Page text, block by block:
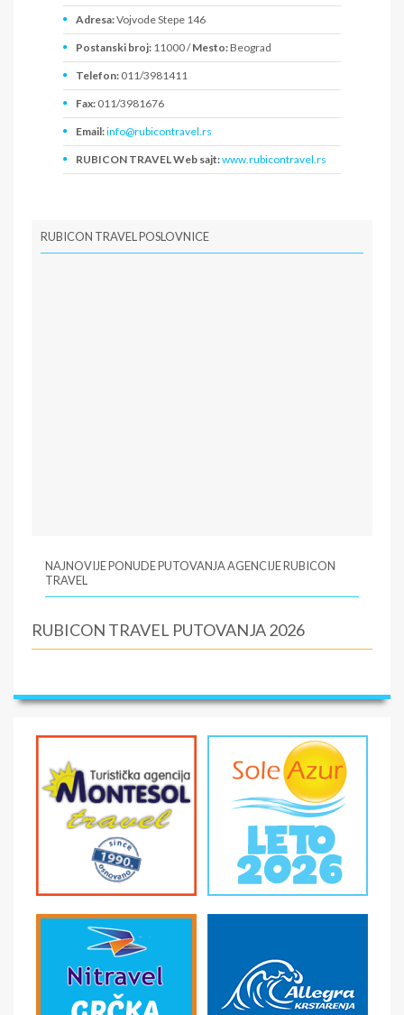
Adresa:Vojvode Stepe 146
Postanski broj: 11000 /Mesto: Beograd
Telefon: 011/3981411
Fax: 011/3981676
Email:info@rubicontravel.rs
RUBICON TRAVEL Web sajt:www.rubicontravel.rs
RUBICON TRAVEL POSLOVNICE
NAJNOVIJE PONUDE PUTOVANJA AGENCIJE RUBICON
TRAVEL
RUBICON TRAVEL PUTOVANJA 2026